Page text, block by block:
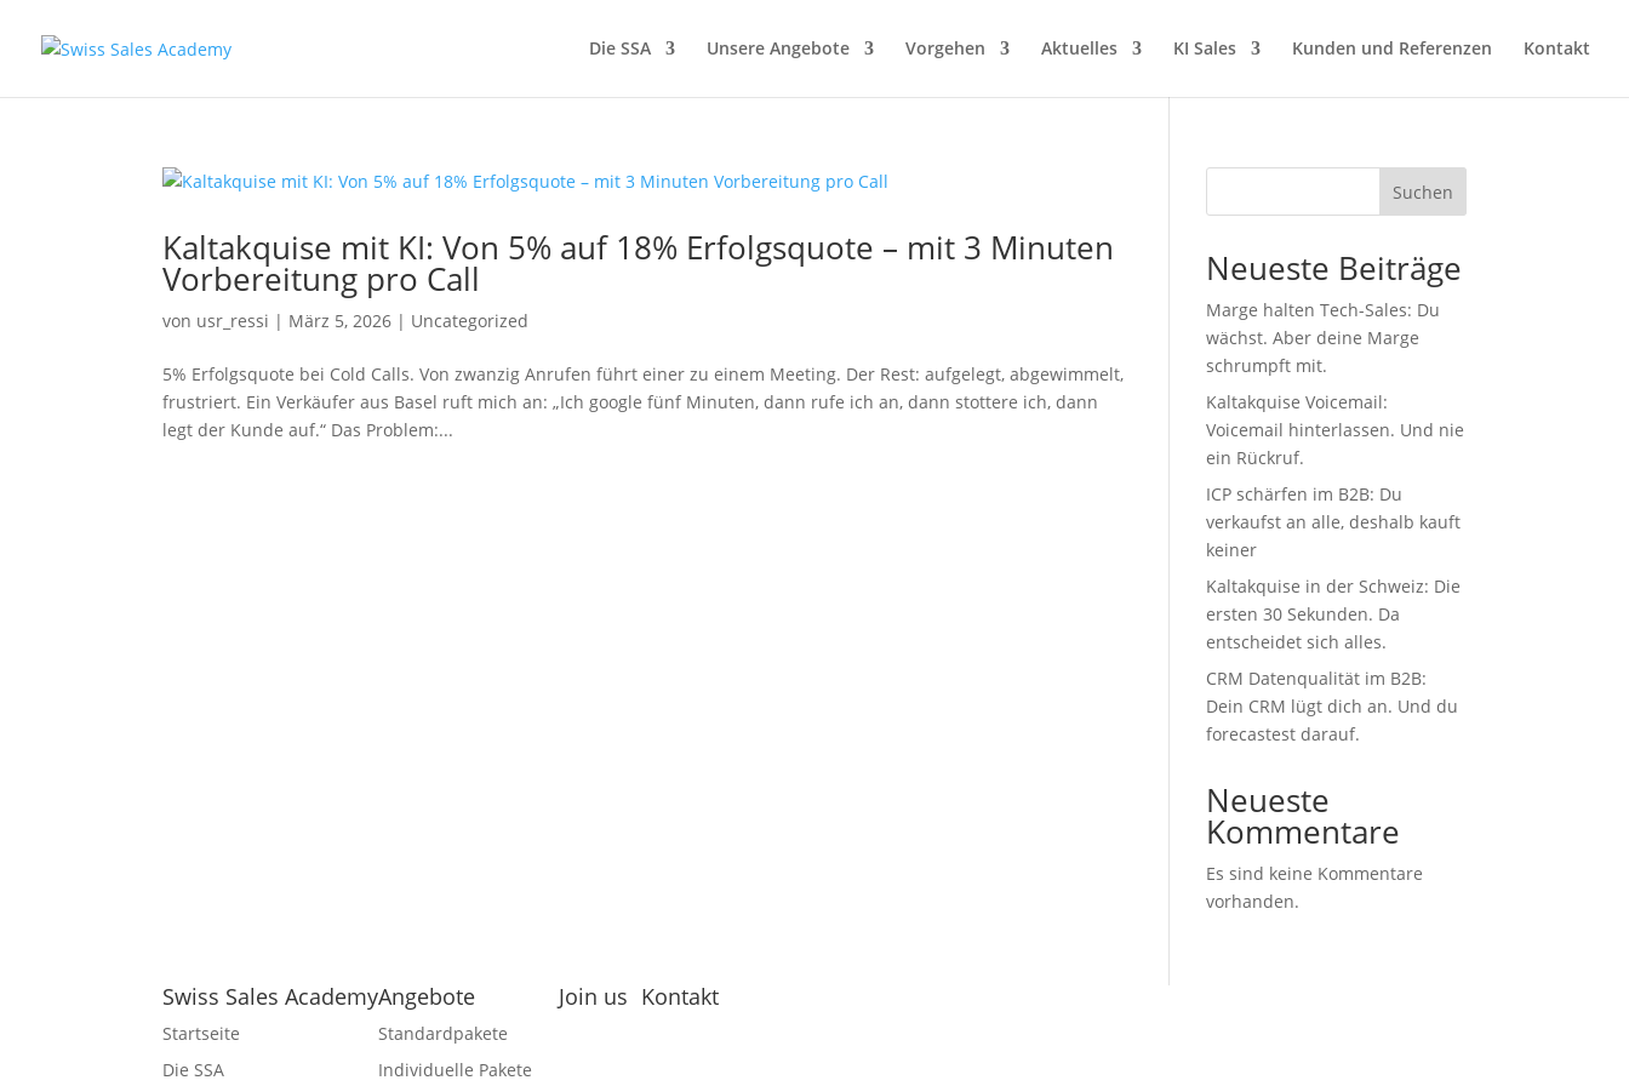
Die SSA Unsere Angebote Vorgehen Aktuelles KI Sales Kunden und Referenzen Kontakt
Kaltakquise mit KI: Von 5% auf 18% Erfolgsquote – mit 3 Minuten
Vorbereitung pro Call
von usr_ressi | März 5, 2026 | Uncategorized
5% Erfolgsquote bei Cold Calls. Von zwanzig Anrufen führt einer zu einem Meeting. Der Rest: aufgelegt, abgewimmelt,
frustriert. Ein Verkäufer aus Basel ruft mich an: „Ich google fünf Minuten, dann rufe ich an, dann stottere ich, dann
legt der Kunde auf.“ Das Problem:...
Suchen
Neueste Beiträge
Marge halten Tech-Sales: Du
wächst. Aber deine Marge
schrumpft mit.
Kaltakquise Voicemail:
Voicemail hinterlassen. Und nie
ein Rückruf.
ICP schärfen im B2B: Du
verkaufst an alle, deshalb kauft
keiner
Kaltakquise in der Schweiz: Die
ersten 30 Sekunden. Da
entscheidet sich alles.
CRM Datenqualität im B2B:
Dein CRM lügt dich an. Und du
forecastest darauf.
Neueste
Kommentare
Es sind keine Kommentare
vorhanden.
Swiss Sales Academy
Startseite
Die SSA
Angebote
Standardpakete
Individuelle Pakete
Join us Kontakt